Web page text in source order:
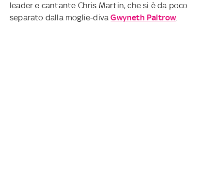
leader e cantante Chris Martin, che si è da poco
separato dalla moglie-divaGwyneth Paltrow.